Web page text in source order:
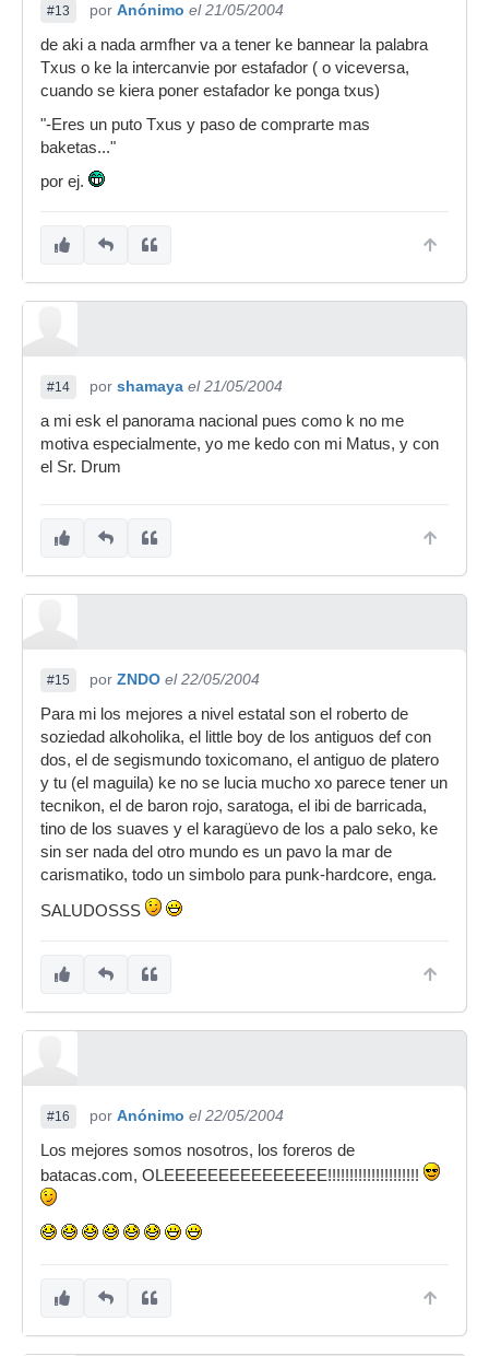
#13 por Anónimo el 21/05/2004
de aki a nada armfher va a tener ke bannear la palabra
Txus o ke la intercanvie por estafador ( o viceversa,
cuando se kiera poner estafador ke ponga txus)
"-Eres un puto Txus y paso de comprarte mas
baketas..."
por ej.
#14 por shamaya el 21/05/2004
a mi esk el panorama nacional pues como k no me
motiva especialmente, yo me kedo con mi Matus, y con
el Sr. Drum
#15 por ZNDO el 22/05/2004
Para mi los mejores a nivel estatal son el roberto de
soziedad alkoholika, el little boy de los antiguos def con
dos, el de segismundo toxicomano, el antiguo de platero
y tu (el maguila) ke no se lucia mucho xo parece tener un
tecnikon, el de baron rojo, saratoga, el ibi de barricada,
tino de los suaves y el karagüevo de los a palo seko, ke
sin ser nada del otro mundo es un pavo la mar de
carismatiko, todo un simbolo para punk-hardcore, enga.
SALUDOSSS
#16 por Anónimo el 22/05/2004
Los mejores somos nosotros, los foreros de
batacas.com, OLEEEEEEEEEEEEEEE!!!!!!!!!!!!!!!!!!!!!